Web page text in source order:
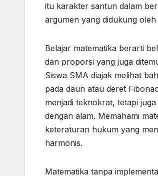
itu karakter santun dalam
argumen yang didukung
Belajar matematika berarti
dan proporsi yang juga
Siswa SMA diajak melihat
pada daun atau deret
menjadi teknokrat, tetapi
dengan alam. Memahami
keteraturan hukum yang
harmonis.
Matematika tanpa